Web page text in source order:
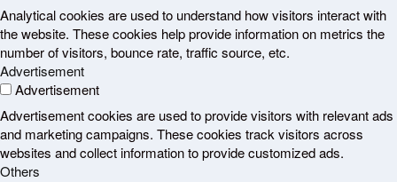
Analytical cookies are used to understand how visitors interact with
the website. These cookies help provide information on metrics the
number of visitors, bounce rate, traffic source, etc.
Advertisement
Advertisement
Advertisement cookies are used to provide visitors with relevant ads
and marketing campaigns. These cookies track visitors across
websites and collect information to provide customized ads.
Others